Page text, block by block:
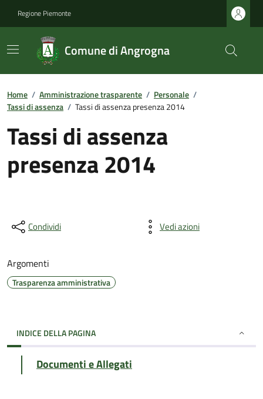
Regione Piemonte
Comune di Angrogna
Home / Amministrazione trasparente / Personale /
Tassi di assenza / Tassi di assenza presenza 2014
Tassi di assenza
presenza 2014
Condividi Vedi azioni
Argomenti
Trasparenza amministrativa
INDICE DELLA PAGINA
Documenti e Allegati